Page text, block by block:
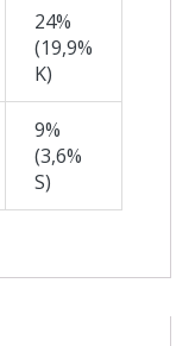
24%
(19,9%
K)
9%
(3,6%
S)